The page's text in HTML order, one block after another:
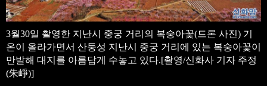
3월30일 촬영한 지난시 중궁 거리의 복숭아꽃(드론 사진) 기
온이 올라가면서 산둥성 지난시 중궁 거리에 있는 복숭아꽃이
만발해 대지를 아름답게 수놓고 있다.[촬영/신화사 기자 주정
(朱崢)]